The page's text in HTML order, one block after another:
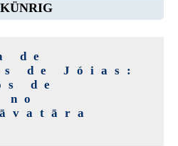
de
de Jóias:
de
no